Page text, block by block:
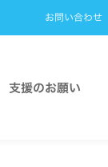
お問い合わせ
支援のお願い